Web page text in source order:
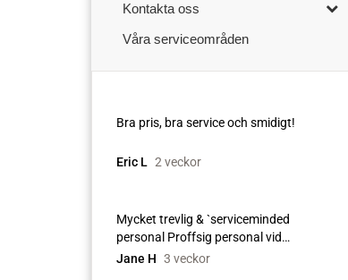
Kontakta oss
Våra serviceområden